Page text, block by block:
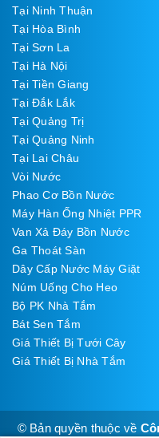
Tại Ninh Thuận
Tại Hòa Bình
Tại Sơn La
Tại Hà Nội
Tại Tiền Giang
Tại Đắk Lắk
Tại Quảng Trị
Tại Quảng Ninh
Tại Lai Châu
Vòi Nước
Phao Cơ Bồn Nước
Máy Hàn Ống Nhiệt PPR
Van Xả Đáy Bồn Nước
Ga Thoát Sàn
Dây Cấp Nước Máy Giặt
Núm Uống Cho Heo
Bộ PK Nhà Tắm
Bát Sen Tắm
Giá Thiết Bị Tưới Cây
Giá Thiết Bị Nhà Tắm
© Bản quyền thuộc về